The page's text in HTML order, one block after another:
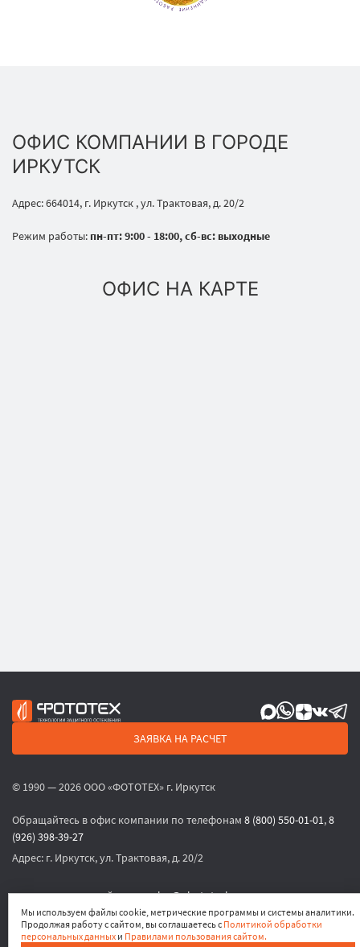
ОФИС КОМПАНИИ В ГОРОДЕ
ИРКУТСК
Адрес: 664014, г. Иркутск , ул. Трактовая, д. 20/2
Режим работы: пн-пт: 9:00 - 18:00, сб-вс: выходные
ОФИС НА КАРТЕ
ЗАЯВКА НА РАСЧЕТ
© 1990 — 2026 ООО «ФОТОТЕХ» г. Иркутск
Обращайтесь в офис компании по телефонам 8 (800) 550-01-01,8
(926) 398-39-27
Адрес: г. Иркутск, ул. Трактовая, д. 20/2
или по электронной почтеsales@phototech.ru
Политика конфиденциальности,Согласие на обработку
Мы используем файлы cookie, метрические программы и системы аналитики.
Продолжая работу с сайтом, вы соглашаетесь с Политикой обработки
персональных данных и Правилами пользования сайтом.